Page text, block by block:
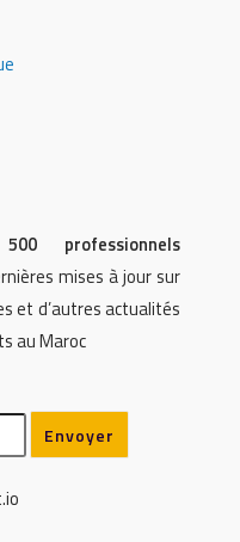
professionnels
mises à jour sur
et d’autres actualités
au Maroc